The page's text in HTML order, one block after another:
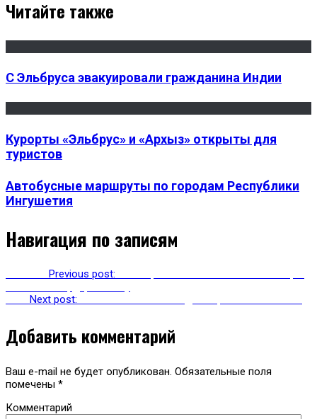
Читайте также
С Эльбруса эвакуировали гражданина Индии
Курорты «Эльбрус» и «Архыз» открыты для
туристов
Автобусные маршруты по городам Республики
Ингушетия
Навигация по записям
Previous post:
Next post:
Добавить комментарий
Ваш e-mail не будет опубликован. Обязательные поля
помечены *
Комментарий